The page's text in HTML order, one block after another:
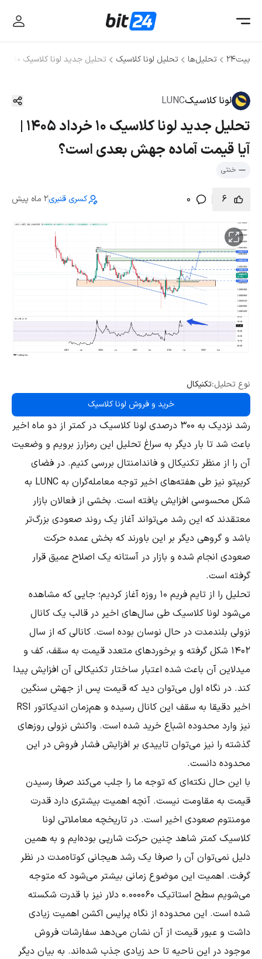
بیت۲۴ تحلیل‌ها تحلیل لونا کلاسیک تحلیل جدید لونا کلاسیک ۱۰ خرداد ۱۴۰۵ | آیا قیمت آماده جهش بعدی است؟
لونا کلاسیکLUNC
تحلیل جدید لونا کلاسیک ۱۰ خرداد ۱۴۰۵ |
آیا قیمت آماده جهش بعدی است؟
خنثی
6
0 کسری قنبری2 ماه پیش
نوع تحلیل:تکنیکال
خرید و فروش لونا کلاسیک
رشد نزدیک به ۳۰۰ درصدی لونا کلاسیک در کمتر از دو ماه اخیر
باعث شد تا بار دیگر به سراغ تحلیل این رمزارز برویم و وضعیت
آن را از منظر تکنیکال و فاندامنتال بررسی کنیم. در فضای
کریپتو نیز طی هفته‌های اخیر توجه معامله‌گران به LUNC به
شکل محسوسی افزایش یافته است. بخشی از فعالان بازار
معتقدند که این رشد می‌تواند آغاز یک روند صعودی بزرگ‌تر
باشد و گروهی دیگر بر این باورند که بخش عمده حرکت
صعودی انجام شده و بازار در آستانه یک اصلاح عمیق قرار
گرفته است.
تحلیل را از تایم فریم ۱۰ روزه آغاز کردیم؛ جایی که مشاهده
می‌شود لونا کلاسیک طی سال‌های اخیر در قالب یک کانال
نزولی بلندمدت در حال نوسان بوده است. کانالی که از سال
۱۴۰۲ شکل گرفته و برخوردهای متعدد قیمت به سقف، کف و
میدلاین آن باعث شده اعتبار ساختار تکنیکالی آن افزایش پیدا
کند. در نگاه اول می‌توان دید که قیمت پس از جهش سنگین
اخیر دقیقا به سقف این کانال رسیده و هم‌زمان اندیکاتور RSI
نیز وارد محدوده اشباع خرید شده است. واکنش نزولی روزهای
گذشته را نیز می‌توان تاییدی بر افزایش فشار فروش در این
محدوده دانست.
با این حال نکته‌ای که توجه ما را جلب می‌کند صرفا رسیدن
قیمت به مقاومت نیست. آنچه اهمیت بیشتری دارد قدرت
مومنتوم صعودی اخیر است. در تاریخچه معاملاتی لونا
کلاسیک کمتر شاهد چنین حرکت شارپی بوده‌ایم و به همین
دلیل نمی‌توان آن را صرفا یک رشد هیجانی کوتاه‌مدت در نظر
گرفت. اهمیت این موضوع زمانی بیشتر می‌شود که متوجه
می‌شویم سطح استاتیک 0.000060 دلار نیز با قدرت شکسته
شده است. این محدوده از نگاه پرایس اکشن اهمیت زیادی
داشت و عبور قیمت از آن نشان می‌دهد سفارشات فروش
موجود در این ناحیه تا حد زیادی جذب شده‌اند. به بیان دیگر